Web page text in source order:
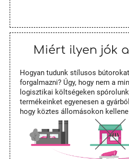
Miért ilyen jók
Hogyan tudunk stílusos
forgalmazni? Úgy, hogy nem a
logisztikai költségeken
termékeinket egyenesen a
hogy köztes állomásokon